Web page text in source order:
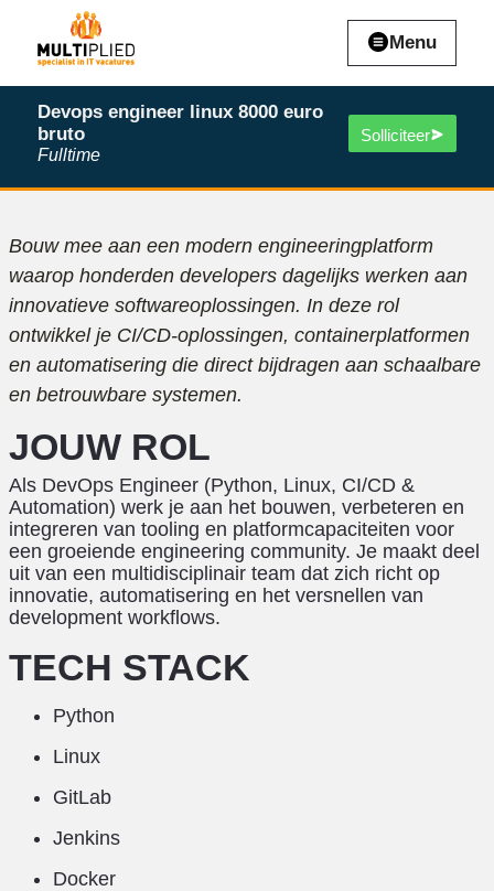
Menu
Devops engineer linux 8000 euro
bruto
Fulltime
Solliciteer
Bouw mee aan een modern engineeringplatform
waarop honderden developers dagelijks werken aan
innovatieve softwareoplossingen. In deze rol
ontwikkel je CI/CD-oplossingen, containerplatformen
en automatisering die direct bijdragen aan schaalbare
en betrouwbare systemen.
JOUW ROL
Als DevOps Engineer (Python, Linux, CI/CD &
Automation) werk je aan het bouwen, verbeteren en
integreren van tooling en platformcapaciteiten voor
een groeiende engineering community. Je maakt deel
uit van een multidisciplinair team dat zich richt op
innovatie, automatisering en het versnellen van
development workflows.
TECH STACK
Python
Linux
GitLab
Jenkins
Docker